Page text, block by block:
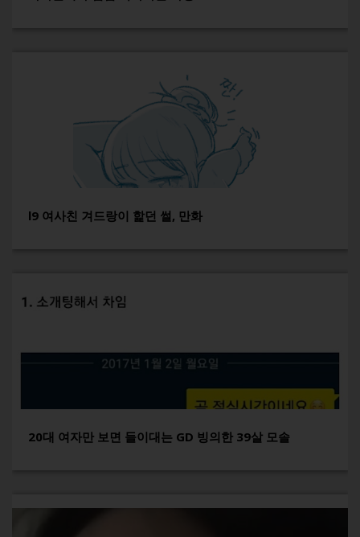
l9 여사친 겨드랑이 핥던 썰, 만화
20대 여자만 보면 들이대는 GD 빙의한 39살 모솔